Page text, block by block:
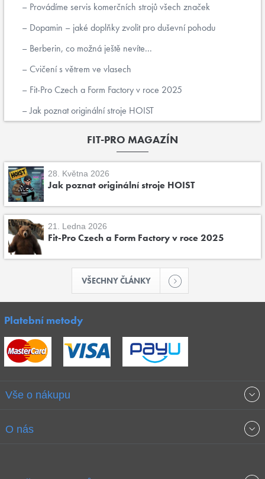
Provádíme servis komerčních strojů všech značek
Dopamin – jaké doplňky zvolit pro duševní pohodu
Berberin, co možná ještě nevíte...
Cvičení s větrem ve vlasech
Fit-Pro Czech a Form Factory v roce 2025
Jak poznat originální stroje HOIST
FIT-PRO MAGAZÍN
28. Května 2026
Jak poznat originální stroje HOIST
21. Ledna 2026
Fit-Pro Czech a Form Factory v roce 2025
VŠECHNY ČLÁNKY
Platební metody
Vše o nákupu
Obchodní podmínky
O nás